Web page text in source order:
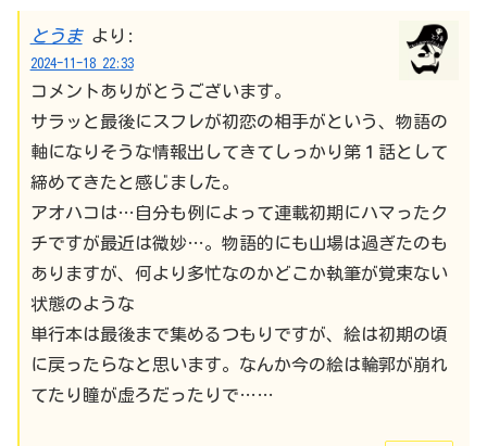
とうま より:
2024-11-18 22:33
コメントありがとうございます。
サラッと最後にスフレが初恋の相手がという、物語の
軸になりそうな情報出してきてしっかり第１話として
締めてきたと感じました。
アオハコは…自分も例によって連載初期にハマったク
チですが最近は微妙…。物語的にも山場は過ぎたのも
ありますが、何より多忙なのかどこか執筆が覚束ない
状態のような
単行本は最後まで集めるつもりですが、絵は初期の頃
に戻ったらなと思います。なんか今の絵は輪郭が崩れ
てたり瞳が虚ろだったりで……